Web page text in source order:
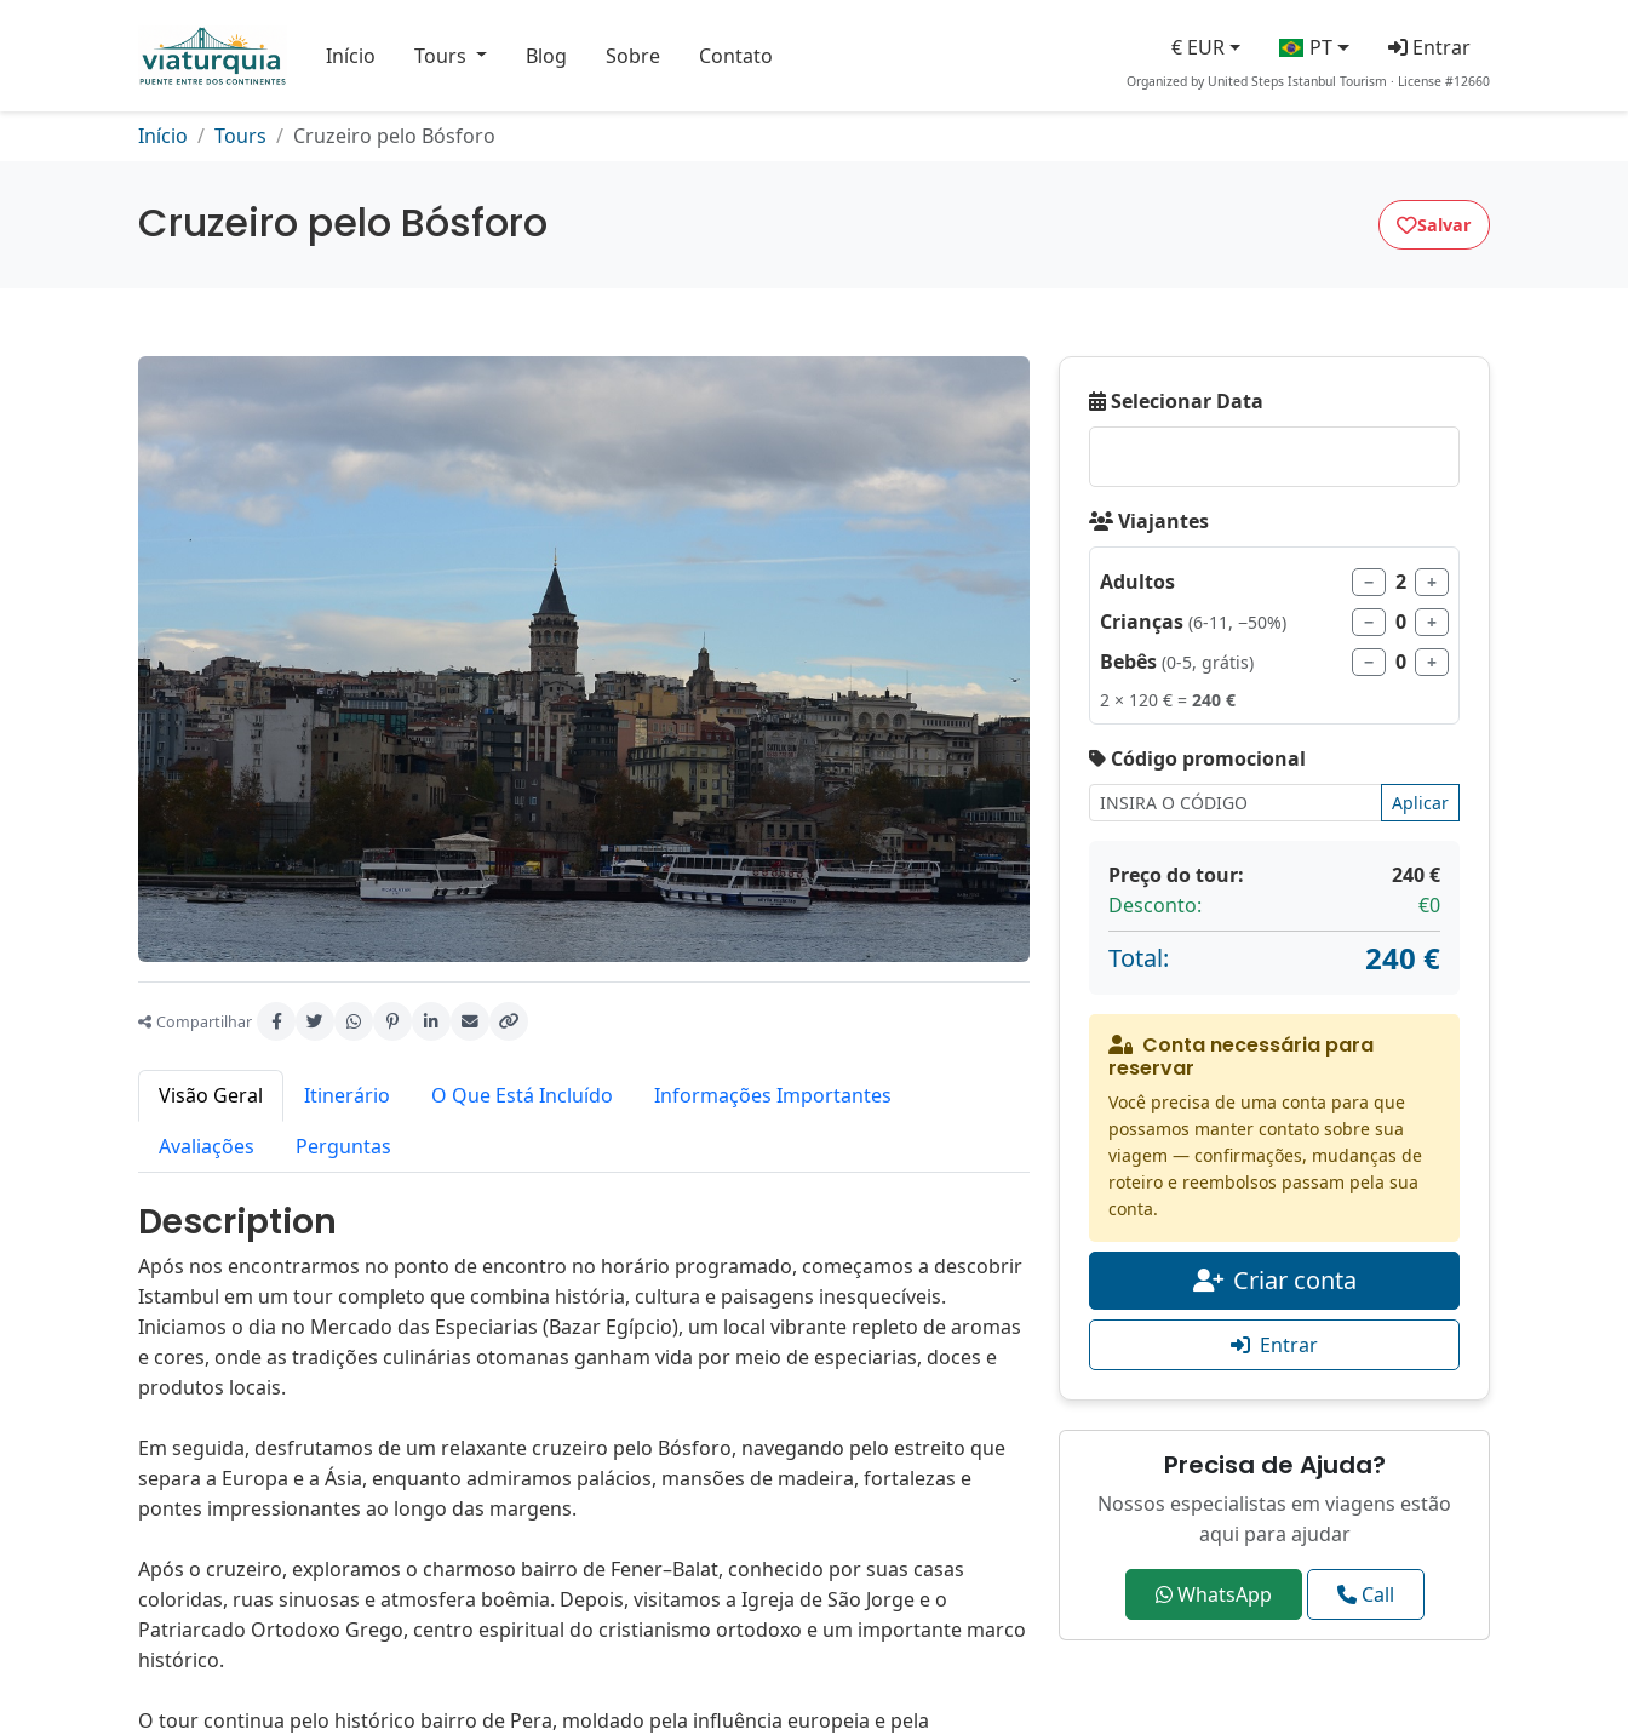
Início Tours Blog Sobre Contato € EUR PT Entrar
Organized by United Steps Istanbul Tourism · License #12660
Início Tours Cruzeiro pelo Bósforo
Cruzeiro pelo Bósforo Salvar
Compartilhar
Visão Geral Itinerário O Que Está Incluído
Informações Importantes
Avaliações
Perguntas
Description
Após nos encontrarmos no ponto de encontro no horário programado, começamos a descobrir
Istambul em um tour completo que combina história, cultura e paisagens inesquecíveis.
Iniciamos o dia no Mercado das Especiarias (Bazar Egípcio), um local vibrante repleto de aromas
e cores, onde as tradições culinárias otomanas ganham vida por meio de especiarias, doces e
produtos locais.
Em seguida, desfrutamos de um relaxante cruzeiro pelo Bósforo, navegando pelo estreito que
separa a Europa e a Ásia, enquanto admiramos palácios, mansões de madeira, fortalezas e
pontes impressionantes ao longo das margens.
Após o cruzeiro, exploramos o charmoso bairro de Fener–Balat, conhecido por suas casas
coloridas, ruas sinuosas e atmosfera boêmia. Depois, visitamos a Igreja de São Jorge e o
Patriarcado Ortodoxo Grego, centro espiritual do cristianismo ortodoxo e um importante marco
histórico.
O tour continua pelo histórico bairro de Pera, moldado pela influência europeia e pela
Selecionar Data
Viajantes
Adultos − 2 +
Crianças (6-11, −50%) − 0 +
Bebês (0-5, grátis) − 0
+
2 × 120 € = 240 €
Código promocional
Aplicar
Preço do tour:
240 €
Desconto:
€0
Total: 240 €
Conta necessária para
reservar
Você precisa de uma conta para que
possamos manter contato sobre sua
viagem — confirmações, mudanças de
roteiro e reembolsos passam pela sua
conta.
Criar conta
Entrar
Precisa de Ajuda?
Nossos especialistas em viagens estão
aqui para ajudar
WhatsApp Call